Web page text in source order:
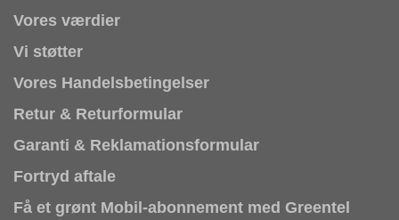
Vores værdier
Vi støtter
Vores Handelsbetingelser
Retur & Returformular
Garanti & Reklamationsformular
Fortryd aftale
Få et grønt Mobil-abonnement med Greentel